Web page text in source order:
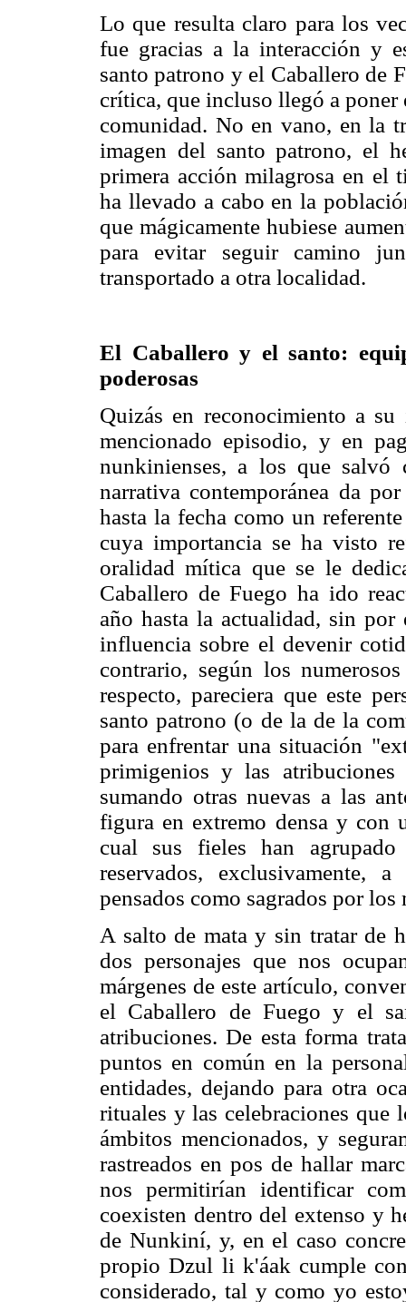
Lo que resulta claro para los
fue gracias a la interacción y
santo patrono y el Caballero de
crítica, que incluso llegó a poner
comunidad. No en vano, en la
imagen del santo patrono, el
primera acción milagrosa en el
ha llevado a cabo en la
que mágicamente hubiese
para evitar seguir camino
transportado a otra localidad.
El Caballero y el santo:
poderosas
Quizás en reconocimiento a
mencionado episodio, y en
nunkinienses, a los que
narrativa contemporánea da
hasta la fecha como un
cuya importancia se ha visto
oralidad mítica que se le
Caballero de Fuego ha ido
año hasta la actualidad, sin
influencia sobre el devenir
contrario, según los
respecto, pareciera que este
santo patrono (o de la de la
para enfrentar una situación
primigenios y las
sumando otras nuevas a las
figura en extremo densa y con
cual sus fieles han agrupado
reservados, exclusivamente,
pensados como sagrados por los
A salto de mata y sin tratar de
dos personajes que nos
márgenes de este artículo,
el Caballero de Fuego y el
atribuciones. De esta forma
puntos en común en la
entidades, dejando para otra
rituales y las celebraciones que
ámbitos mencionados, y
rastreados en pos de hallar
nos permitirían identificar
coexisten dentro del extenso y
de Nunkiní, y, en el caso
propio Dzul li k'áak cumple
considerado, tal y como yo